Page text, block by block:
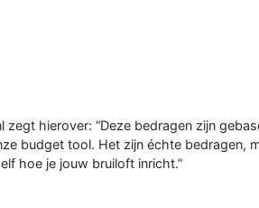
zegt hierover: “Deze bedragen zijn
budget tool. Het zijn échte bedragen,
hoe je jouw bruiloft inricht.”